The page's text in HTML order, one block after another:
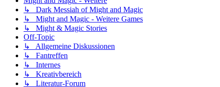
↳ Dark Messiah of Might and Magic
↳ Might and Magic - Weitere Games
↳ Might & Magic Stories
Off-Topic
↳ Allgemeine Diskussionen
↳ Fantreffen
↳ Internes
↳ Kreativbereich
↳ Literatur-Forum